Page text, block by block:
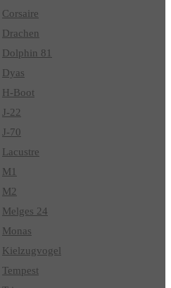
Corsaire
Drachen
Dolphin 81
Dyas
H-Boot
J-22
J-70
Lacustre
M1
M2
Melges 24
Monas
Kielzugvogel
Tempest